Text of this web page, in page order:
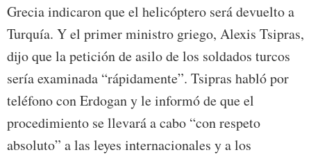
Grecia indicaron que el helicóptero será devuelto a
Turquía. Y el primer ministro griego, Alexis Tsipras,
dijo que la petición de asilo de los soldados turcos
sería examinada “rápidamente”. Tsipras habló por
teléfono con Erdogan y le informó de que el
procedimiento se llevará a cabo “con respeto
absoluto” a las leyes internacionales y a los